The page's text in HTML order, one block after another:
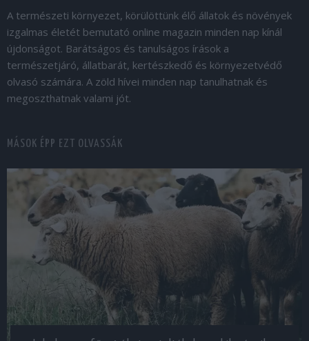
A természeti környezet, körülöttünk élő állatok és növények
izgalmas életét bemutató online magazin minden nap kínál
újdonságot. Barátságos és tanulságos írások a
természetjáró, állatbarát, kertészkedő és környezetvédő
olvasó számára. A zöld hívei minden nap tanulhatnak és
megoszthatnak valami jót.
MÁSOK ÉPP EZT OLVASSÁK